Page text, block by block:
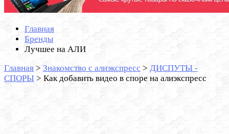
Главная
Бренды
Лучшее на АЛИ
Главная > Знакомство с алиэкспресс > ДИСПУТЫ -
СПОРЫ > Как добавить видео в споре на алиэкспресс